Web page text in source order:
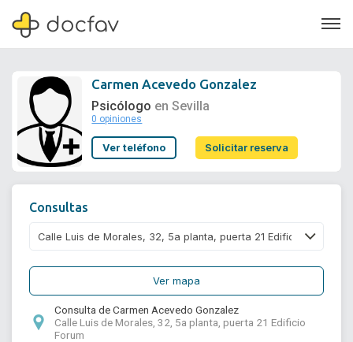
Soporte
Carmen Acevedo Gonzalez
Psicólogo en Sevilla
0 opiniones
Ver teléfono Solicitar reserva
Consultas
Ver mapa
Consulta de Carmen Acevedo Gonzalez
Calle Luis de Morales, 32, 5a planta, puerta 21 Edificio
Forum